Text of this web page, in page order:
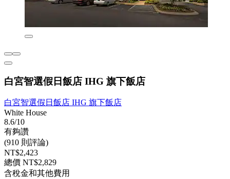
白宮智選假日飯店 IHG 旗下飯店
白宮智選假日飯店 IHG 旗下飯店
White House
8.6/10
有夠讚
(910 則評論)
NT$2,423
總價 NT$2,829
含稅金和其他費用